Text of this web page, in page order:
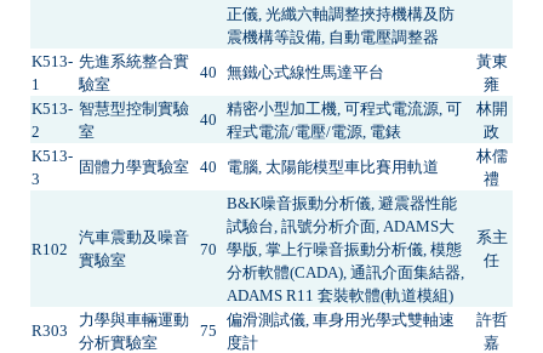
正儀, 光纖六軸調整挾持機構及防
震機構等設備, 自動電壓調整器
K513-
1
先進系統整合實
驗室
40 無鐵心式線性馬達平台
黃東
雍
K513-
2
智慧型控制實驗
室
40
精密小型加工機, 可程式電流源, 可
程式電流/電壓/電源, 電錶
林開
政
K513-
3
固體力學實驗室 40 電腦, 太陽能模型車比賽用軌道
林儒
禮
R102
汽車震動及噪音
實驗室
70
B&K噪音振動分析儀, 避震器性能
試驗台, 訊號分析介面, ADAMS大
學版, 掌上行噪音振動分析儀, 模態
分析軟體(CADA), 通訊介面集結器,
ADAMS R11 套裝軟體(軌道模組)
系主
任
R303
力學與車輛運動
分析實驗室
75
偏滑測試儀, 車身用光學式雙軸速
度計
許哲
嘉